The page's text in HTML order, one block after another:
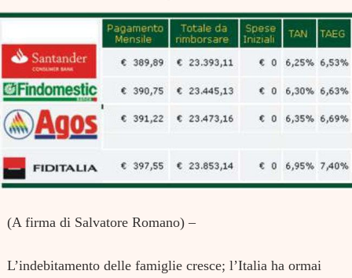
(A firma di Salvatore Romano) –
L’indebitamento delle famiglie cresce; l’Italia ha ormai